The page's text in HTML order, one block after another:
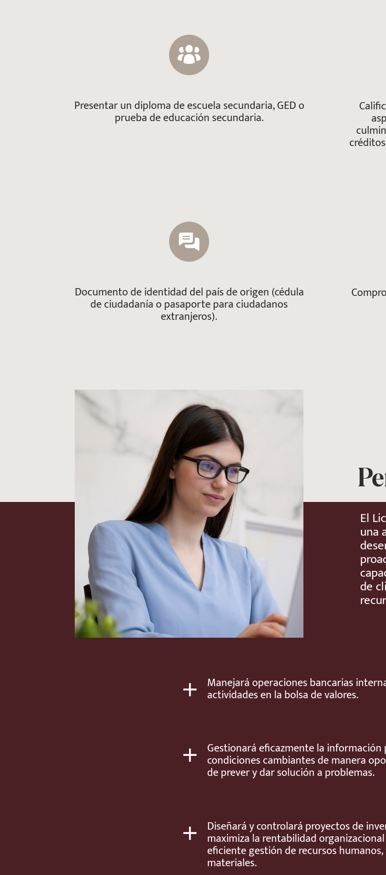
Presentar un diploma de escuela secundaria, GED o
prueba de educación secundaria.
Documento de identidad del país de origen (cédula
de ciudadanía o pasaporte para ciudadanos
extranjeros).
El
una
de
+ Manejará operaciones bancarias
actividades en la bolsa de valores.
+ Gestionará eficazmente la
condiciones cambiantes de manera
de prever y dar solución a problemas.
+ Diseñará y controlará proyectos de
maximiza la rentabilidad
eficiente gestión de recursos
materiales.